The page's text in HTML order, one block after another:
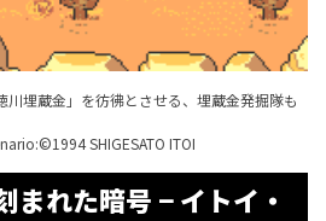
埋蔵金」を彷彿とさせる、埋蔵金発掘隊も
SHIGESATO ITOI
まれた暗号 − イトイ・